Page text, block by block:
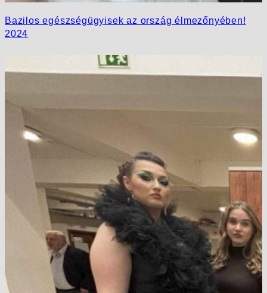
Bazilos egészségügyisek az ország élmezőnyében!
2024